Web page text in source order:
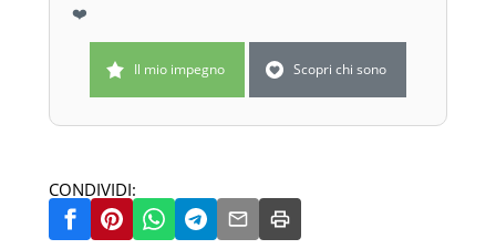
❤️
Il mio impegno Scopri chi sono
CONDIVIDI: